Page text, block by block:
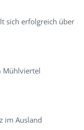
sich erfolgreich über
Mühlviertel
im Ausland